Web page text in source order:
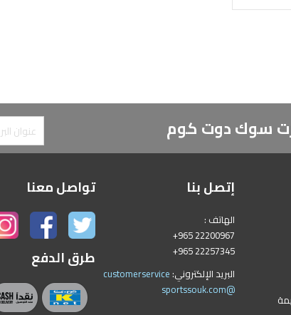
سوك دوت كوم
إتصل بنا
الهاتف :
+965 22200967
+965 22257345
البريد الإلكتروني: customerservice
@sportssouk.com
تواصل معنا
طرق الدفع